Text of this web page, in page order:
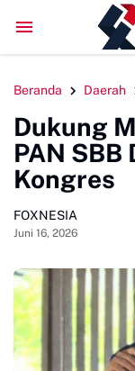
Literatur Institut
Beranda Daerah
Dukung
PAN
Kongres
FOXNESIA
Juni 16, 2026